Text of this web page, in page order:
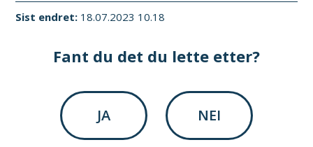
Sist endret 18.07.2023 10.18
Fant du det du lette etter?
JA NEI